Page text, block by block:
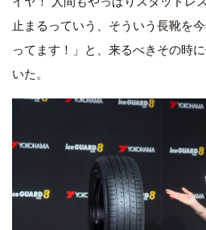
止まるっていう、そういう長靴を
ってます！」と、来るべきその時
いた。